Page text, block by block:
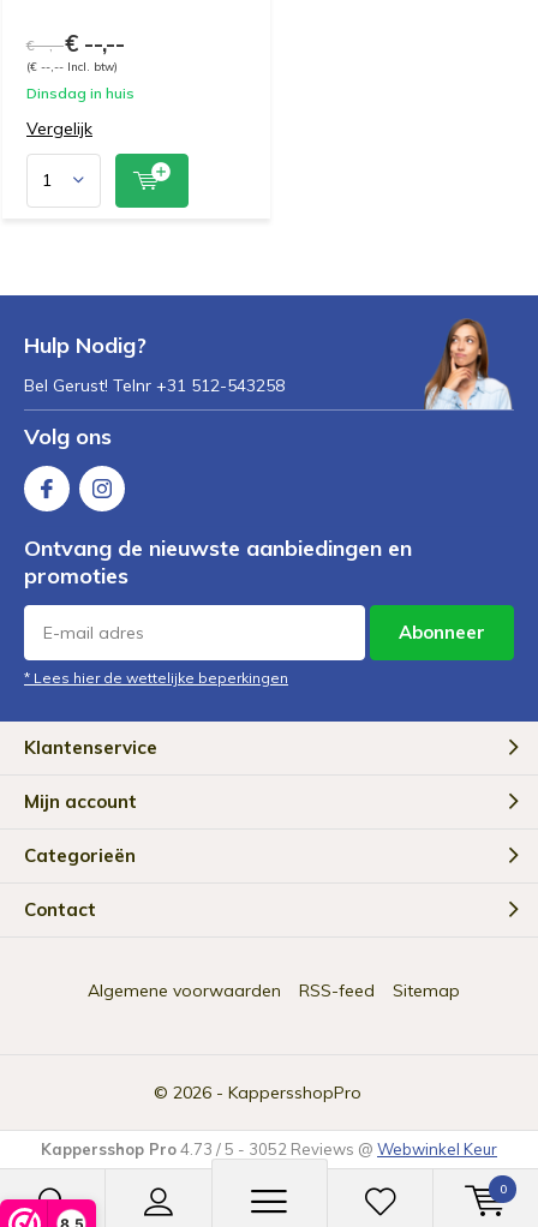
8,5
0
€ --,--€ --,--
(€ --,-- Incl. btw)
Dinsdag in huis
Vergelijk
Hulp Nodig?
Bel Gerust! Telnr +31 512-543258
Volg ons
Ontvang de nieuwste aanbiedingen en
promoties
Abonneer
* Lees hier de wettelijke beperkingen
Klantenservice
Mijn account
Categorieën
Contact
© 2026 - KappersshopPro
Algemene voorwaarden RSS-feed Sitemap
Kappersshop Pro4.73 /5 - 3052 Reviews @ Webwinkel Keur